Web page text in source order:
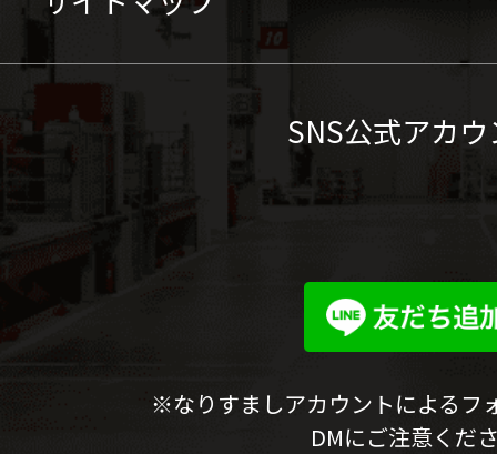
SNS公式アカ
※なりすましアカウントによるフ
DMにご注意くだ